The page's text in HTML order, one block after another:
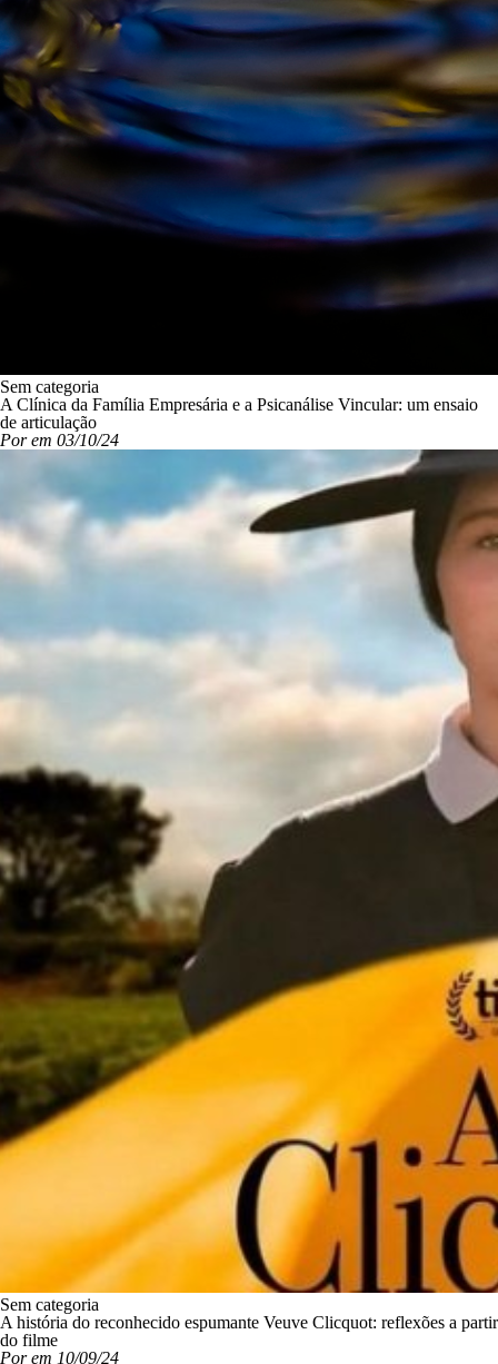
Sem categoria
A Clínica da Família Empresária e a Psicanálise Vincular: um ensaio
de articulação
Por em 03/10/24
Sem categoria
A história do reconhecido espumante Veuve Clicquot: reflexões a partir
do filme
Por em 10/09/24